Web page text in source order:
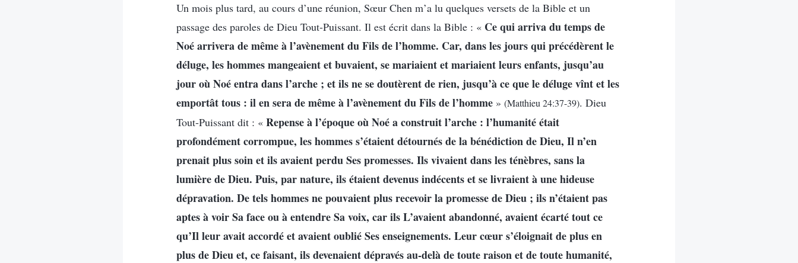
Un mois plus tard, au cours d’une réunion, Sœur Chen m’a lu quelques versets de la Bible et un
passage des paroles de Dieu Tout-Puissant. Il est écrit dans la Bible : « Ce qui arriva du temps de
Noé arrivera de même à l’avènement du Fils de l’homme. Car, dans les jours qui précédèrent le
déluge, les hommes mangeaient et buvaient, se mariaient et mariaient leurs enfants, jusqu’au
jour où Noé entra dans l’arche ; et ils ne se doutèrent de rien, jusqu’à ce que le déluge vînt et les
emportât tous : il en sera de même à l’avènement du Fils de l’homme » (Matthieu 24:37-39). Dieu
Tout-Puissant dit : « Repense à l’époque où Noé a construit l’arche : l’humanité était
profondément corrompue, les hommes s’étaient détournés de la bénédiction de Dieu, Il n’en
prenait plus soin et ils avaient perdu Ses promesses. Ils vivaient dans les ténèbres, sans la
lumière de Dieu. Puis, par nature, ils étaient devenus indécents et se livraient à une hideuse
dépravation. De tels hommes ne pouvaient plus recevoir la promesse de Dieu ; ils n’étaient pas
aptes à voir Sa face ou à entendre Sa voix, car ils L’avaient abandonné, avaient écarté tout ce
qu’Il leur avait accordé et avaient oublié Ses enseignements. Leur cœur s’éloignait de plus en
plus de Dieu et, ce faisant, ils devenaient dépravés au-delà de toute raison et de toute humanité,